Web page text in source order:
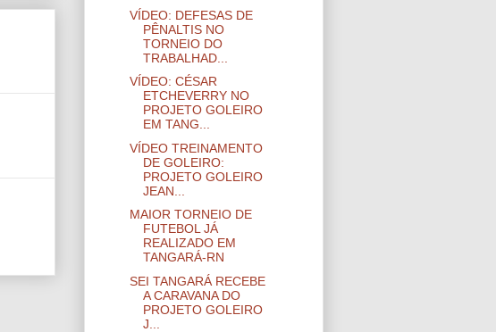
VÍDEO: DEFESAS DE
PÊNALTIS NO
TORNEIO DO
TRABALHAD...
VÍDEO: CÉSAR
ETCHEVERRY NO
PROJETO GOLEIRO
EM TANG...
VÍDEO TREINAMENTO
DE GOLEIRO:
PROJETO GOLEIRO
JEAN...
MAIOR TORNEIO DE
FUTEBOL JÁ
REALIZADO EM
TANGARÁ-RN
SEI TANGARÁ RECEBE
A CARAVANA DO
PROJETO GOLEIRO
J...